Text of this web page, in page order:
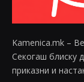
Kamenica.mk –
Секогаш блиску
приказни и